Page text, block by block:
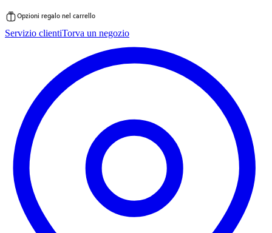
al
Opzioni regalo nel carrello
Servizio clientiTorva un negozio